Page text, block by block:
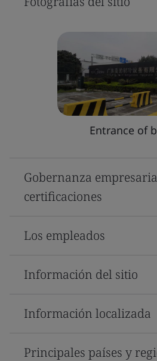
Entrance of
Gobernanza
certificaciones
Los empleados
Información del sitio
Información localizada
Principales países y